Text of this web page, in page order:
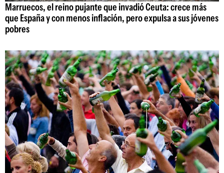
Marruecos, el reino pujante que invadió Ceuta: crece más
que España y con menos inflación, pero expulsa a sus jóvenes
pobres